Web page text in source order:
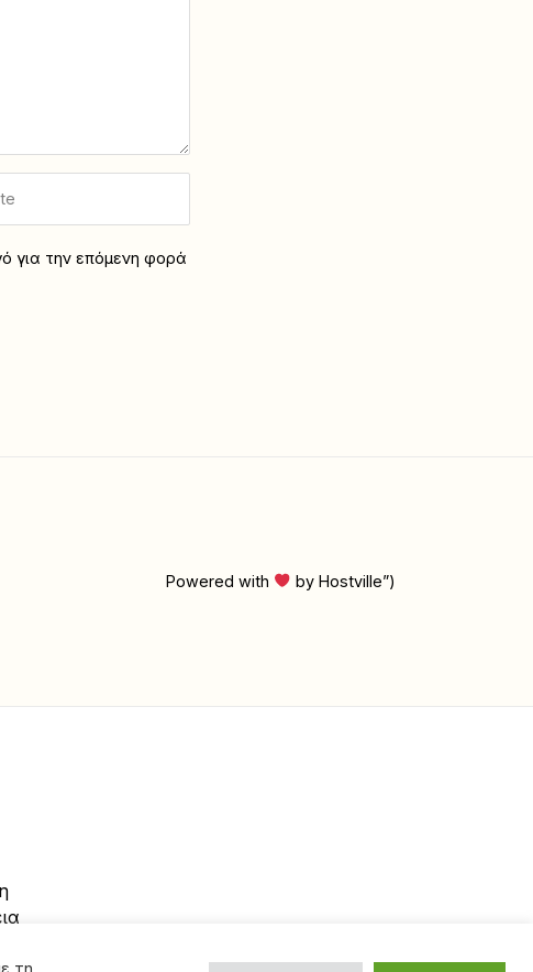
για την επόμενη φορά
Powered with by Hostville”)